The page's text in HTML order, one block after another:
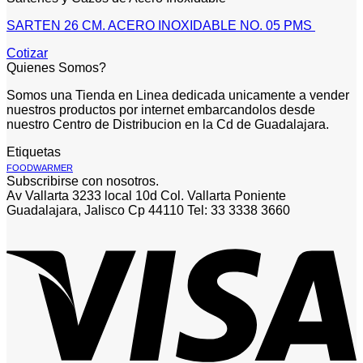
SARTEN 26 CM. ACERO INOXIDABLE NO. 05 PMS
Cotizar
Quienes Somos?
Somos una Tienda en Linea dedicada unicamente a vender
nuestros productos por internet embarcandolos desde
nuestro Centro de Distribucion en la Cd de Guadalajara.
Etiquetas
FOODWARMER
Subscribirse con nosotros.
Av Vallarta 3233 local 10d Col. Vallarta Poniente
Guadalajara, Jalisco Cp 44110 Tel: 33 3338 3660